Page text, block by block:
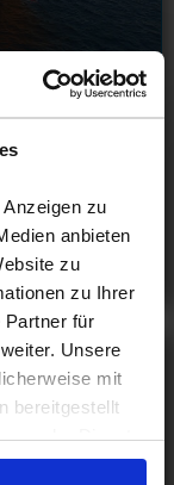
zu
anbieten
zu
zu Ihrer
Partner für
Unsere
mit
bereitgestellt
der Dienste
bis 5 Tage
an
285 €
am 26.10.26